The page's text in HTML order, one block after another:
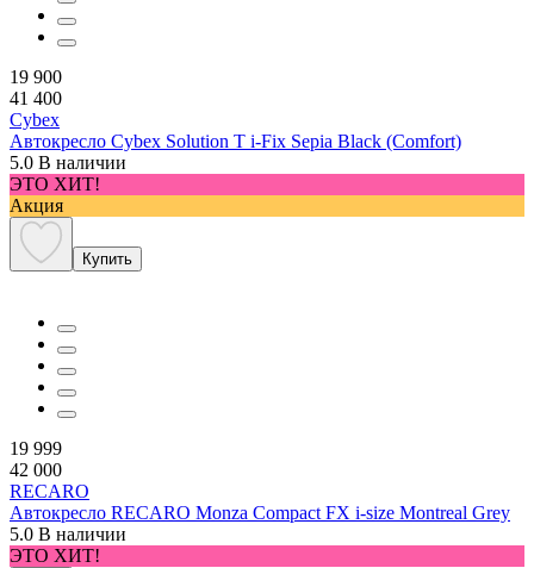
19 900
41 400
Cybex
Автокресло Cybex Solution T i-Fix Sepia Black (Comfort)
5.0 В наличии
ЭТО ХИТ!
Акция
Купить
19 999
42 000
RECARO
Автокресло RECARO Monza Compact FX i-size Montreal Grey
5.0 В наличии
ЭТО ХИТ!